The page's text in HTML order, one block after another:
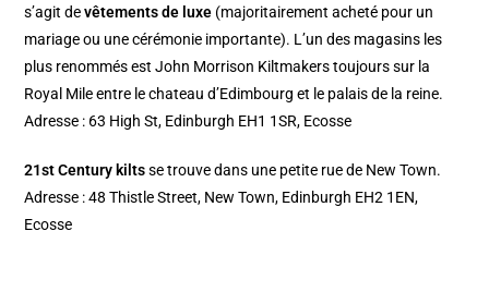
s’agit devêtements de luxe (majoritairement acheté pour un
mariage ou une cérémonie importante). L’un des magasins les
plus renommés estJohn Morrison Kiltmakerstoujours sur la
Royal Mile entre le chateau d’Edimbourg et le palais de la reine.
Adresse : 63 High St, Edinburgh EH1 1SR, Ecosse
21st Century kiltsse trouve dans une petite rue de New Town.
Adresse : 48 Thistle Street, New Town, Edinburgh EH2 1EN,
Ecosse